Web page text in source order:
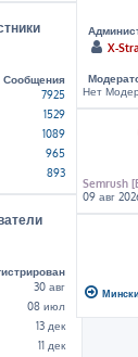
Сообщения
7925
1529
1089
965
893
30 авг
08 июл
13 дек
11 дек
X-
Нет
Semrush
09 авг